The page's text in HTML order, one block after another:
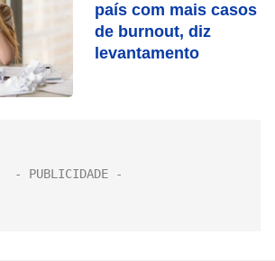
país com mais casos
de burnout, diz
levantamento